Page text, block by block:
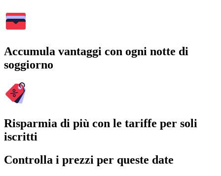
Accumula vantaggi con ogni notte di
soggiorno
Risparmia di più con le tariffe per soli
iscritti
Controlla i prezzi per queste date